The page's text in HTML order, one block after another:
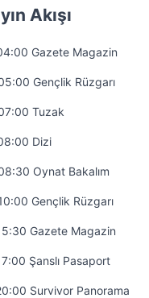
Akışı
Gazete Magazin
Gençlik Rüzgarı
Tuzak
Dizi
Oynat Bakalım
Gençlik Rüzgarı
Gazete Magazin
Şanslı Pasaport
Survivor Panorama